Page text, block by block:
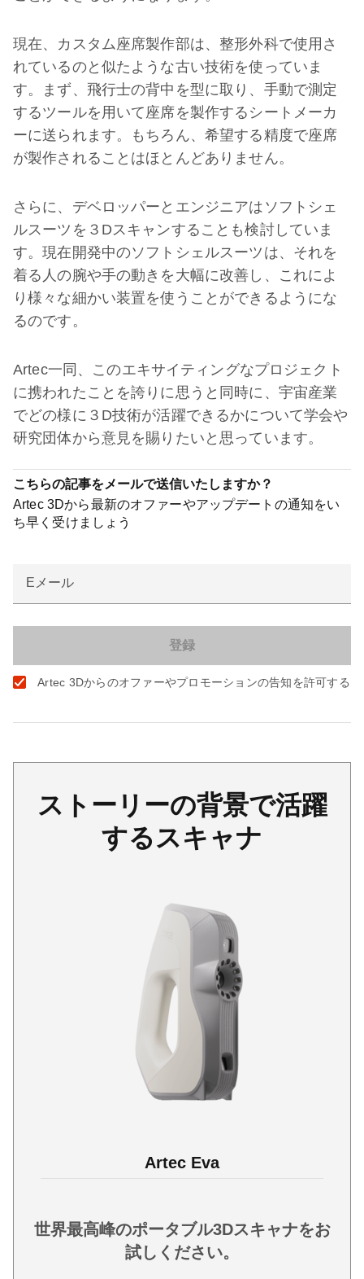
現在、カスタム座席製作部は、整形外科で使用さ
れているのと似たような古い技術を使っていま
す。まず、飛行士の背中を型に取り、手動で測定
するツールを用いて座席を製作するシートメーカ
ーに送られます。もちろん、希望する精度で座席
が製作されることはほとんどありません。
さらに、デベロッパーとエンジニアはソフトシェ
ルスーツを３Dスキャンすることも検討していま
す。現在開発中のソフトシェルスーツは、それを
着る人の腕や手の動きを大幅に改善し、これによ
り様々な細かい装置を使うことができるようにな
るのです。
Artec一同、このエキサイティングなプロジェクト
に携われたことを誇りに思うと同時に、宇宙産業
でどの様に３D技術が活躍できるかについて学会や
研究団体から意見を賜りたいと思っています。
こちらの記事をメールで送信いたしますか？
Artec 3Dから最新のオファーやアップデートの通知をい
ち早く受けましょう
Eメール
Artec 3Dからのオファーやプロモーションの告知を許可する
ストーリーの背景で活躍
するスキャナ
Artec Eva
世界最高峰のポータブル3Dスキャナをお
試しください。